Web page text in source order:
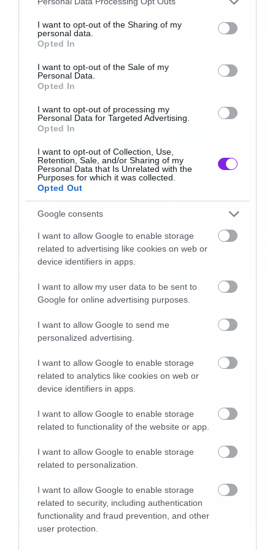
not limited to your visit or usage behaviour. You may click to
grant or deny consent to Google and its third-party tags to
use your data for below specified purposes in below Google
consent section.
I want to opt-out of the Sharing of my
personal data.
Opted In
I want to opt-out of the Sale of my
Personal Data.
Opted In
I want to opt-out of processing my
Personal Data for Targeted Advertising.
Opted In
I want to opt-out of Collection, Use,
Retention, Sale, and/or Sharing of my
Personal Data that Is Unrelated with the
Purposes for which it was collected.
Opted Out
Google consents
I want to allow Google to enable storage
related to advertising like cookies on web or
device identifiers in apps.
I want to allow my user data to be sent to
Google for online advertising purposes.
I want to allow Google to send me
personalized advertising.
I want to allow Google to enable storage
related to analytics like cookies on web or
device identifiers in apps.
I want to allow Google to enable storage
related to functionality of the website or app.
I want to allow Google to enable storage
related to personalization.
I want to allow Google to enable storage
related to security, including authentication
functionality and fraud prevention, and other
user protection.
καλύτερους του είδους και το συγκρότημα,
μπήκε σε ένα βαν γυρνώντας την Ευρώπη, όσο
το Vidage γινόταν το πρώτο stoner hit της
χώρας που ξεπερνούσε σε διάρκεια τα 7 λεπτά.
Το 2014 κυκλοφόρησε ο δεύτερος
ολοκληρωμένος δίσκος των 1000mods, με τίτλο
Vultures και τους καθιέρωσε σαν ένα από τα
σημαντικότερα ροκ σχήματα της χώρας.
Ακολούθησε μεγάλη περιοδεία και πολλές Live
εμφανίσεις με highlight τη συμμετοχή τους στο
επετειακό Rockwave Festival του 2015 όταν
και μοιράστηκαν τη σκηνή με τους The Black
Keys και The Black Angels μπροστά σε δεκάδες
θα γεμίσει βρώμικα riffs, απλωμένα σε
φωνητικά που δίνουν το ρυθμό, μετατρέπουν
το σύμπαν των 1000mods στον πιο cool
μουσικό πλανήτη που έχει μετοικήσει ποτέ το
ανθρώπινο είδος. Join Them!
Ο Glenn Hughes αποσύρθηκε
από τις ζωντανές εμφανίσεις
Οι λόγοι της απόλυσης του Sid
Wilson από τους Slipknot